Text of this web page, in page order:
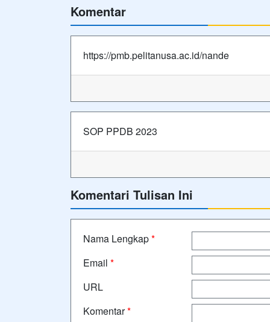
Komentar
https://pmb.pelitanusa.ac.id/nande
SOP PPDB 2023
Komentari Tulisan Ini
Nama Lengkap*
Email *
URL
Komentar*